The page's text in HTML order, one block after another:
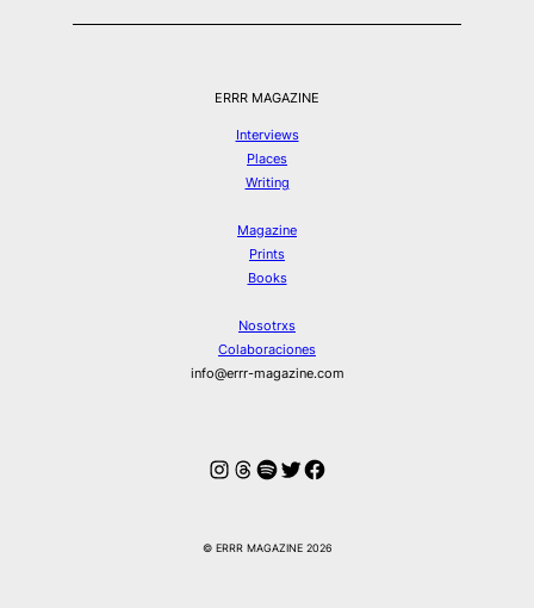
ERRR MAGAZINE
Interviews
Places
Writing
Magazine
Prints
Books
Nosotrxs
Colaboraciones
info@errr-magazine.com
Instagram
Hilos
Spotify
Twitter
Facebook
© ERRR MAGAZINE 2026